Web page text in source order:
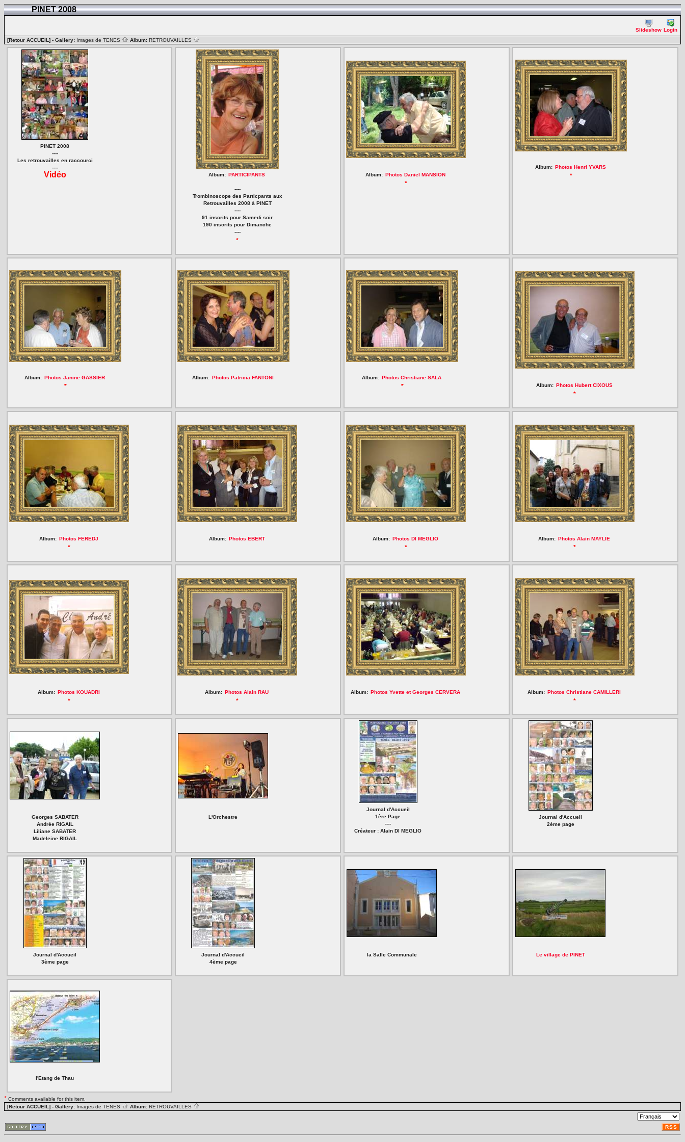
PINET 2008
Slideshow Login
[Retour ACCUEIL] - Gallery: Images de TENES Album: RETROUVAILLES
PINET 2008
----
Les retrouvailles en raccourci
----
Vidéo Album: PARTICIPANTS
----
Trombinoscope des Particpants aux
Retrouvailles 2008 à PINET
----
91 inscrits pour Samedi soir
190 inscrits pour Dimanche
----
*
Album: Photos Daniel MANSION
*
Album: Photos Henri YVARS
*
Album: Photos Janine GASSIER
*
Album: Photos Patricia FANTONI Album: Photos Christiane SALA
* Album: Photos Hubert CIXOUS
*
Album: Photos FEREDJ
*
Album: Photos EBERT Album: Photos DI MEGLIO
*
Album: Photos Alain MAYLIE
*
Album: Photos KOUADRI
*
Album: Photos Alain RAU
*
Album: Photos Yvette et Georges CERVERA Album: Photos Christiane CAMILLERI
*
Georges SABATER
Andrée RIGAIL
Liliane SABATER
Madeleine RIGAIL
L'Orchestre
Journal d'Accueil
1ère Page
----
Créateur : Alain DI MEGLIO
Journal d'Accueil
2ème page
Journal d'Accueil
3ème page
Journal d'Accueil
4ème page
la Salle Communale Le village de PINET
l'Etang de Thau
* Comments available for this item.
[Retour ACCUEIL] - Gallery: Images de TENES Album: RETROUVAILLES
RSS